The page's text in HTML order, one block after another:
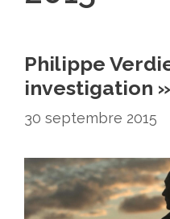
Philippe
investigation »
30 septembre 2015